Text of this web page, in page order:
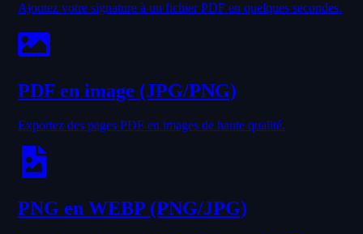
Ajoutez votre signature à un fichier PDF en quelques secondes.
PDF en image (JPG/PNG)
Exportez des pages PDF en images de haute qualité.
PNG en WEBP (PNG/JPG)